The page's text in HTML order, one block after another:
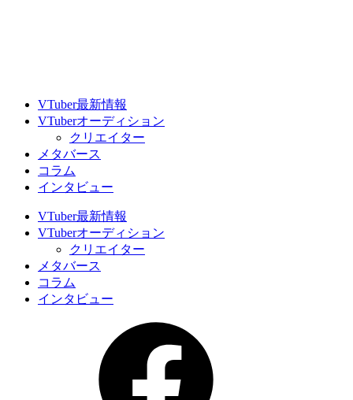
VTuber最新情報
VTuberオーディション
クリエイター
メタバース
コラム
インタビュー
VTuber最新情報
VTuberオーディション
クリエイター
メタバース
コラム
インタビュー